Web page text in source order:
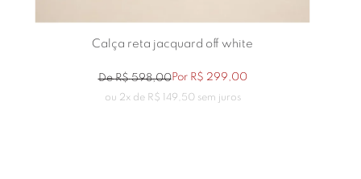
Calça reta jacquard off white
DeR$ 598,00Por R$ 299,00
ou 2x de R$ 149 50sem juros